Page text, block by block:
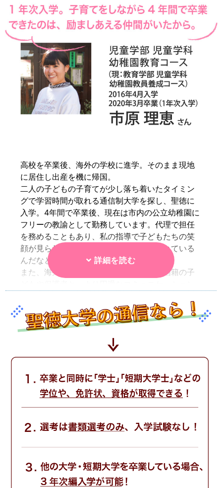
保育士や幼稚園教諭は、子どもはもちろん、親御さん
とも直接関わる機会が多い職種。子育てに不安を抱え
る親御さんとのやりとりでは、保育者としての経験と
コミュニケーション力が重要になります。実際、新卒
の若い保育者にはない社会人経験を買われて、実習先
から「通信制の卒業生がほしい！」と求められること
もありますよ。
高校を卒業後、海外の学校に進学。そのまま現地
に居住し出産を機に帰国。
二人の子どもの子育てが少し落ち着いたタイミン
グで学習時間が取れる通信制大学を探し、聖徳に
入学。4年間で卒業後、現在は市内の公立幼稚園に
フリーの教諭として勤務しています。代理で担任
を務めることもあり、私の指導で子どもたちの笑
顔が見られた時は聖徳での学びが活かされている
んだなと感じますね。
また、海外で培った英語力を活かして外国籍の子
市の公務員試験に合格したので、まずは来年から
担任としてクラスを受け持つことを目標に、質の
高い保育者を目指したいと思っています。
「保育といえば聖徳」と言われるほど有名で、ピ
アノにも強く現場で役立つ知識と技術の修得に繋
がると思いました。育児中でしたので通学が可能
学びのキッカケ
子どもたちが使う幼児語や不明瞭な発音に苦労
し、気持ちに応えてあげることができませんでし